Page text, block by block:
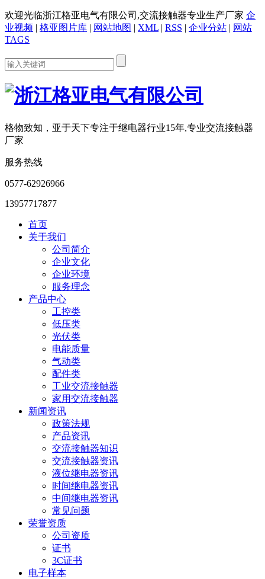
欢迎光临浙江格亚电气有限公司,交流接触器专业生产厂家 企
业视频 | 格亚图片库 | 网站地图 | XML | RSS | 企业分站 | 网站
TAGS
格物致知，亚于天下专注于继电器行业15年,专业交流接触器
厂家
服务热线
0577-62926966
13957717877
首页
关于我们
公司简介
企业文化
企业环境
服务理念
产品中心
工控类
低压类
光伏类
电能质量
气动类
配件类
工业交流接触器
家用交流接触器
新闻资讯
政策法规
产品资讯
交流接触器知识
交流接触器资讯
液位继电器资讯
时间继电器资讯
中间继电器资讯
常见问题
荣誉资质
公司资质
证书
3C证书
电子样本